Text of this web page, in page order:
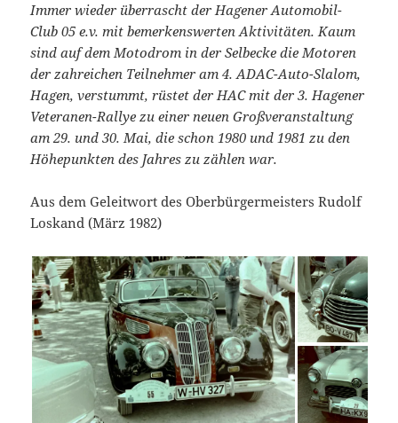
Immer wieder überrascht der Hagener Automobil-
Club 05 e.v. mit bemerkenswerten Aktivitäten. Kaum
sind auf dem Motodrom in der Selbecke die Motoren
der zahreichen Teilnehmer am 4. ADAC-Auto-Slalom,
Hagen, verstummt, rüstet der HAC mit der 3. Hagener
Veteranen-Rallye zu einer neuen Großveranstaltung
am 29. und 30. Mai, die schon 1980 und 1981 zu den
Höhepunkten des Jahres zu zählen war.
Aus dem Geleitwort des Oberbürgermeisters Rudolf
Loskand (März 1982)